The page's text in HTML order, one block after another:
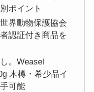
ポイント
界動物保護協会
認証付き商品を
。Weasel
木樽・希少品イ
可能